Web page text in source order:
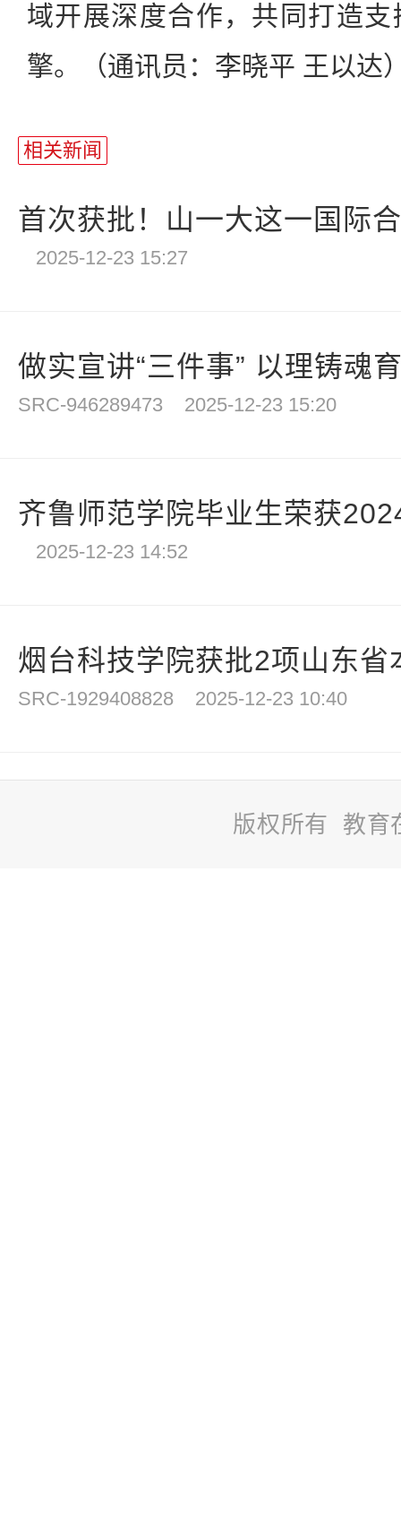
域开展深度合作，共同打造
擎。（通讯员：李晓平 王以达
相关新闻
首次获批！山一大这一国际
2025-12-23 15:27
做实宣讲“三件事” 以理铸
SRC-946289473 2025-12-23 15:20
齐鲁师范学院毕业生荣获
2025-12-23 14:52
烟台科技学院获批2项山东
SRC-1929408828 2025-12-23 10:40
版权所有 教育